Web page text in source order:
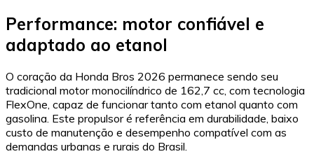
Performance: motor confiável e
adaptado ao etanol
O coração da Honda Bros 2026 permanece sendo seu
tradicional motor monocilíndrico de 162,7 cc, com tecnologia
FlexOne, capaz de funcionar tanto com etanol quanto com
gasolina. Este propulsor é referência em durabilidade, baixo
custo de manutenção e desempenho compatível com as
demandas urbanas e rurais do Brasil.